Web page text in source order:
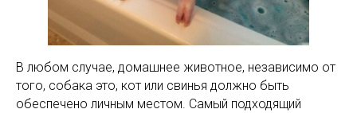
В любом случае, домашнее животное, независимо от
того, собака это, кот или свинья должно быть
обеспечено личным местом. Самый подходящий